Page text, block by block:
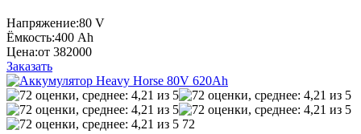
Напряжение:80 V
Ёмкость:400 Ah
Цена:от 382000
Заказать
72